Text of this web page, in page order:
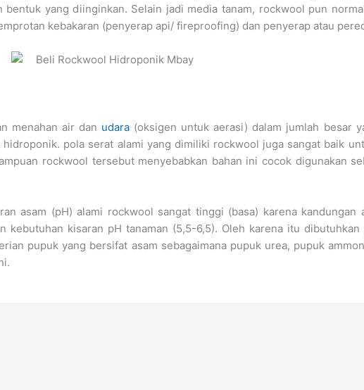
yang diinginkan. Selain jadi media tanam, rockwool pun
kebakaran (penyerap api/ fireproofing) dan penyerap atau
menahan air dan udara(oksigen untuk aerasi) dalam jumlah besar
pola serat alami yang dimiliki rockwool juga sangat baik
rockwool tersebut menyebabkan bahan ini cocok digunakan
asam (pH) alami rockwool sangat tinggi (basa) karena kandungan
kebutuhan kisaran pH tanaman (5,5-6,5). Oleh karena itu
pupuk yang bersifat asam sebagaimana pupuk urea, pupuk